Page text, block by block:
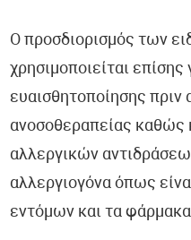
Ο προσδιορισμός των
χρησιμοποιείται
ευαισθητοποίησης πριν
ανοσοθεραπείας καθώς
αλλεργικών
αλλεργιογόνα όπως
εντόμων και τα